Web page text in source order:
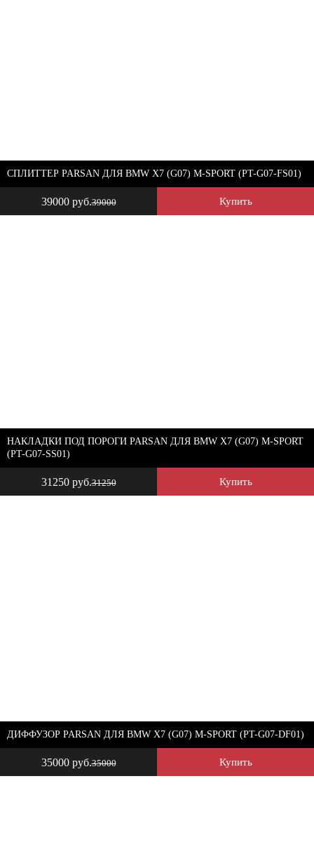
39000 руб.39000 Купить
СПЛИТТЕР PARSAN ДЛЯ BMW X7 (G07) M-SPORT (PT-G07-FS01)
31250 руб.31250 Купить
НАКЛАДКИ ПОД ПОРОГИ PARSAN ДЛЯ BMW X7 (G07) M-SPORT
(PT-G07-SS01)
35000 руб.35000 Купить
ДИФФУЗОР PARSAN ДЛЯ BMW X7 (G07) M-SPORT (PT-G07-DF01)